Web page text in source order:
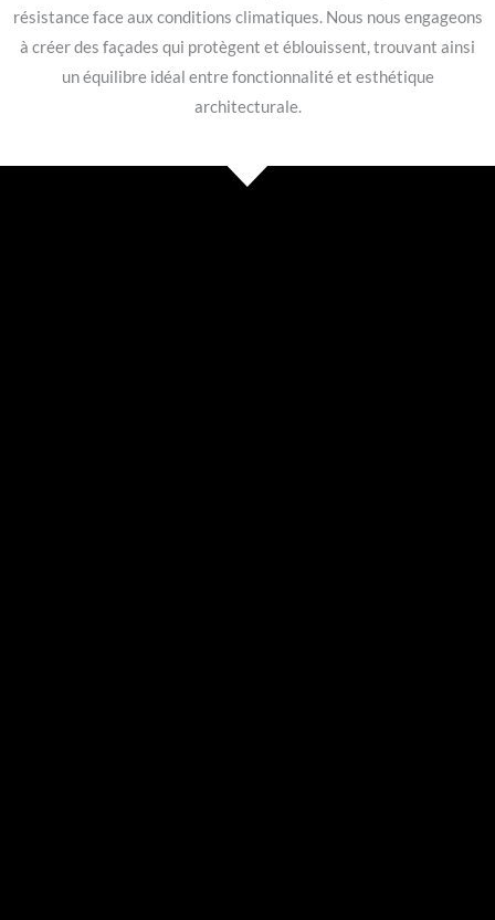
résistance face aux conditions climatiques. Nous nous engageons
à créer des façades qui protègent et éblouissent, trouvant ainsi
un équilibre idéal entre fonctionnalité et esthétique
architecturale.